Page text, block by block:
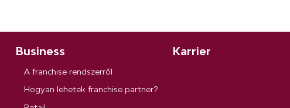
Business
A franchise rendszerről
Hogyan lehetek franchise partner?
Karrier